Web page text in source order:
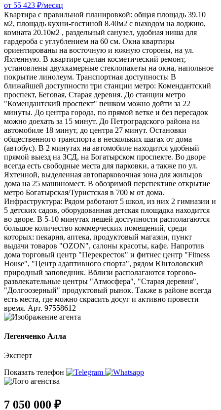
от 55 423 ₽/месяц
Квартира с правильной планировкой: общая площадь 39.10
м2, площадь кухни-гостиной 8.40м2 с выходом на лоджию,
комната 20.10м2 , раздельный санузел, удобная ниша для
гардероба с углублением на 60 см. Окна квартиры
ориентированы на восточную и южную стороны, на ул.
Яхтенную. В квартире сделан косметический ремонт,
установлены двухкамерные стеклопакеты на окна, напольное
покрытие линолеум. Транспортная доступность: В
ближайшей доступности три станции метро: Комендантский
проспект, Беговая, Старая деревня. До станции метро
"Комендантский проспект" пешком можно дойти за 22
минуты. До центра города, по прямой ветке и без пересадок
можно доехать за 15 минут. До Петроградского района на
автомобиле 18 минут, до центра 27 минут. Остановки
общественного транспорта в нескольких шагах от дома
(автобус). В 2 минутах на автомобиле находится удобный
прямой выезд на ЗСД, на Богатырском проспекте. Во дворе
всегда есть свободные места для парковки, а также по ул.
Яхтенной, выделенная автопарковочная зона для жильцов
дома на 25 машиномест. В обозримой перспективе открытие
метро Богатырская/Туристская в 700 м от дома.
Инфраструктура: Рядом работают 5 школ, из них 2 гимназии и
5 детских садов, оборудованная детская площадка находится
во дворе. В 5-10 минутах пешей доступности располагаются
большое количество коммерческих помещений, среди
которых: пекарня, аптека, продуктовый магазин, пункт
выдачи товаров "OZON", салоны красоты, кафе. Напротив
дома торговый центр "Перекресток" и фитнес центр "Fitness
House", "Центр адаптивного спорта", рядом Юнтоловский
природный заповедник. Вблизи располагаются торгово-
развлекательные центры "Атмосфера", "Старая деревня",
"Долгоозерный" продуктовый рынок. Также в районе всегда
есть места, где можно скрасить досуг и активно провести
время. Арт. 97558612
Легенченко Алла
Эксперт
Показать телефон
7 050 000 ₽